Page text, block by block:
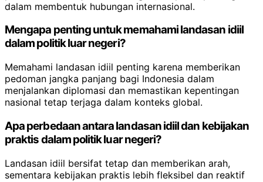
dalam membentuk hubungan internasional.
Mengapa penting untuk memahami landasan idiil
dalam politik luar negeri?
Memahami landasan idiil penting karena memberikan
pedoman jangka panjang bagi Indonesia dalam
menjalankan diplomasi dan memastikan kepentingan
nasional tetap terjaga dalam konteks global.
Apa perbedaan antara landasan idiil dan kebijakan
praktis dalam politik luar negeri?
Landasan idiil bersifat tetap dan memberikan arah,
sementara kebijakan praktis lebih fleksibel dan reaktif